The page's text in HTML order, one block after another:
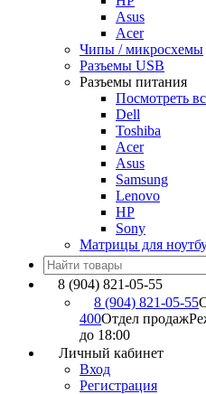
Asus
Acer
Чипы / микросхемы
Разъемы USB
Разъемы питания
Посмотреть
Dell
Toshiba
Acer
Asus
Samsung
Lenovo
HP
Sony
Матрицы для
8 (904) 821-05-55
8 (904) 821-05-55
400Отдел продаж
до 18:00
Личный кабинет
Вход
Регистрация